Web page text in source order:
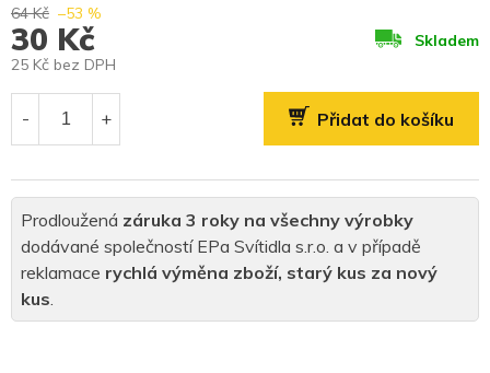
Prodloužená záruka 3 roky na všechny výrobky
dodávané společností EPa Svítidla s.r.o. a v případě
reklamace rychlá výměna zboží, starý kus za nový
kus.
64 Kč –53 %
30 Kč
25 Kč bez DPH
Skladem
Přidat do košíku